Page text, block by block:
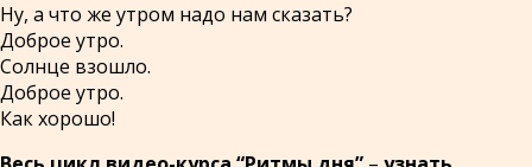
Ну, а что же утром надо нам сказать?
Доброе утро.
Солнце взошло.
Доброе утро.
Как хорошо!